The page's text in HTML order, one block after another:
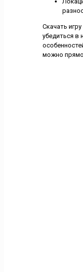
Скачать
убедиться в
можно прямо